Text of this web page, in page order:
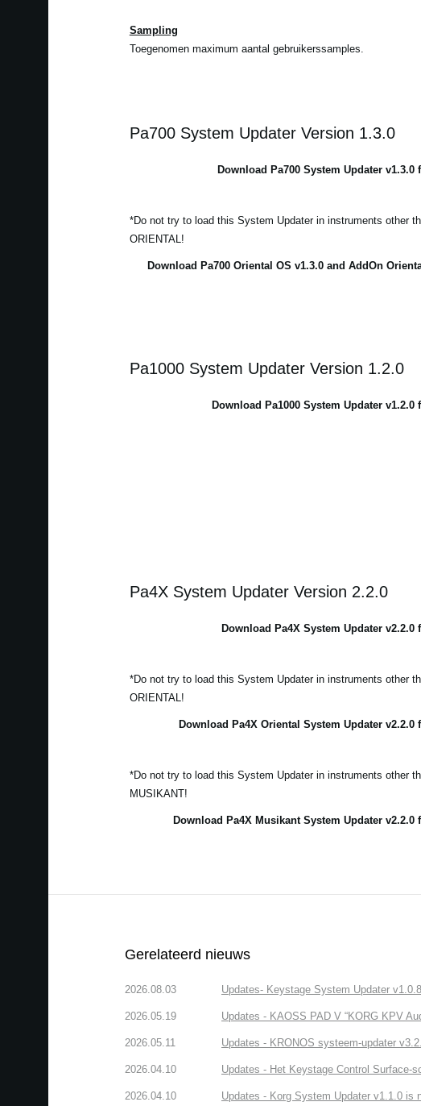
Sampling
Toegenomen maximum aantal gebruikerssamples.
Pa700 System Updater Version 1.3.0
Download Pa700 System Updater v1.3.0
*Do not try to load this System Updater in instruments other
ORIENTAL!
Download Pa700 Oriental OS v1.3.0 and AddOn
Pa1000 System Updater Version 1.2.0
Download Pa1000 System Updater v1.2.0
Pa4X System Updater Version 2.2.0
Download Pa4X System Updater v2.2.0
*Do not try to load this System Updater in instruments other
ORIENTAL!
Download Pa4X Oriental System Updater v2.2.0
*Do not try to load this System Updater in instruments other
MUSIKANT!
Download Pa4X Musikant System Updater v2.2.0
Gerelateerd nieuws
2026.08.03 Updates- Keystage System Updater
2026.05.19 Updates - KAOSS PAD V “KORG KPV
2026.05.11 Updates - KRONOS systeem-updater
2026.04.10 Updates - Het Keystage Control Surface-
2026.04.10 Updates - Korg System Updater v1.1.0 is